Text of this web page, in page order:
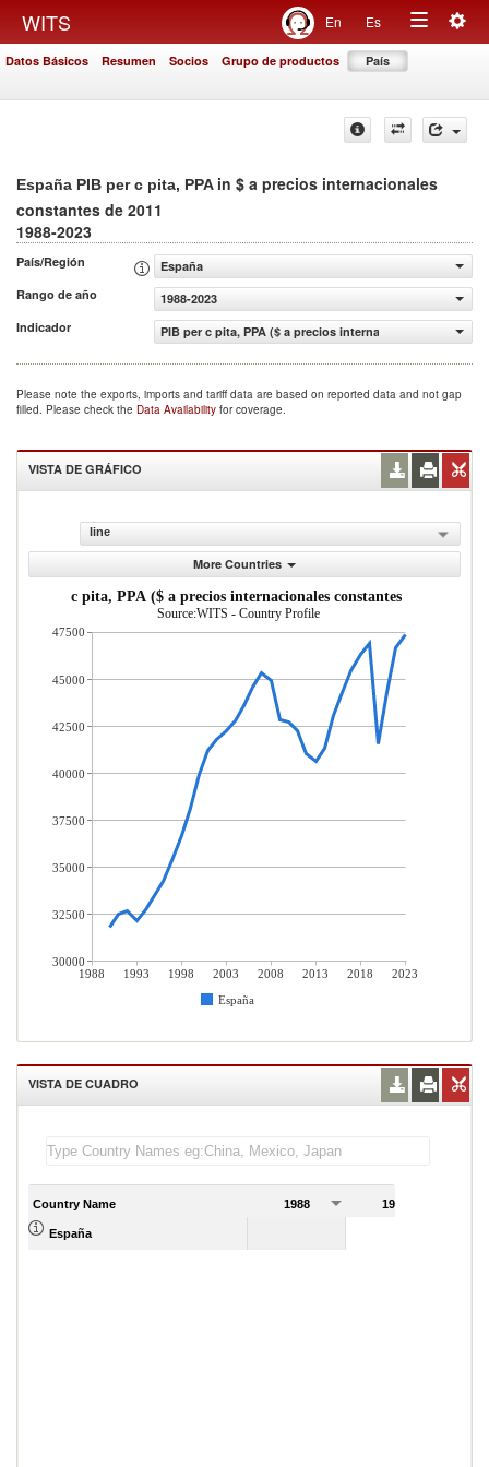
WITS En Es
Toggle
Datos Básicos Resumen Socios Grupo de productos País
España PIB per c pita, PPA in $ a precios internacionales
constantes de 2011
1988-2023
País/Región
España
Rango de año
1988-2023
Indicador
PIB per c pita, PPA ($ a precios internacionales
Please note the exports, imports and tariff data are based on reported data and not gap
filled. Please check the Data Availability for coverage.
VISTA DE GRÁFICO
line
More Countries
PIB per c pita, PPA ($ a precios internacionales constantes de 2011)
Source:WITS - Country Profile
1988 1993 1998 2003 2008 2013 2018
2023
España
47500
45000
42500
40000
37500
35000
32500
30000
VISTA DE CUADRO
Country Name 1988 1989
España